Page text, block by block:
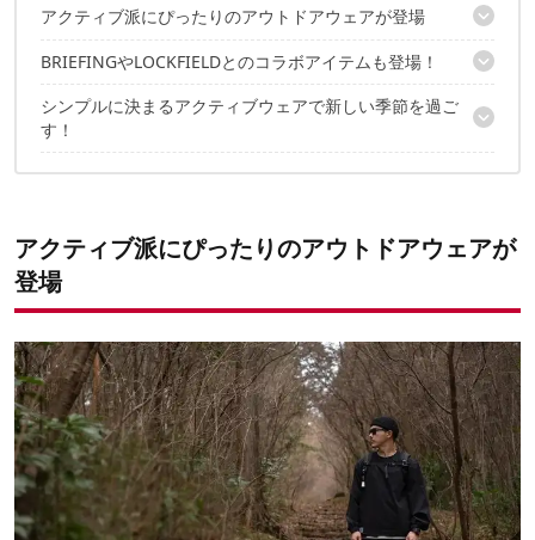
アクティブ派にぴったりのアウトドアウェアが登場
8つのポケットと6つのギアループがついたアウトドアパンツ
4ポケットのプルオーバー
BRIEFINGやLOCKFIELDとのコラボアイテムも登場！
「BRIEFING × ROOT CO.」コラボAirPodsケース
シンプルに決まるアクティブウェアで新しい季節を過ご
す！
アクティブ派にぴったりのアウトドアウェアが
登場